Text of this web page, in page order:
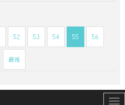
52 53 54 55 56
最後